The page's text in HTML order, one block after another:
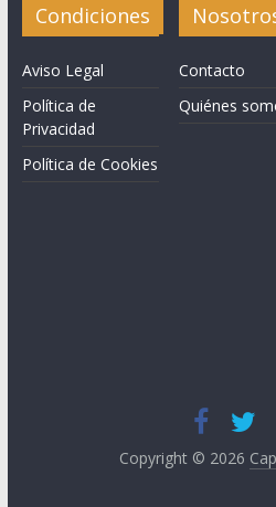
Condiciones
Aviso Legal
Política de
Privacidad
Política de Cookies
Contacto
Quiénes
Copyright © 2026